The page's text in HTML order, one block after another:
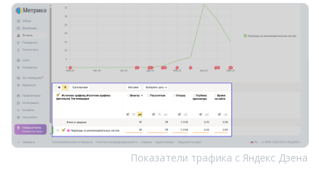
Показатели трафика с Яндекс Дзена